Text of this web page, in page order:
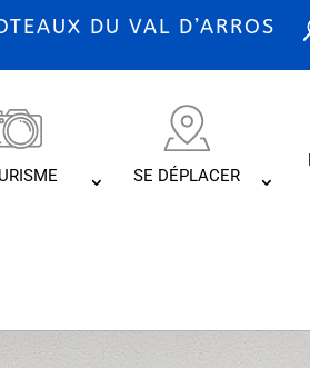
DU VAL D’ARROS
SE DÉPLACER